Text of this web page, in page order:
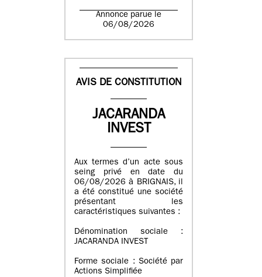
Annonce parue le
06/08/2026
AVIS DE CONSTITUTION
JACARANDA
INVEST
Aux termes d’un acte sous
seing privé en date du
06/08/2026 à BRIGNAIS, il
a été constitué une société
présentant les
caractéristiques suivantes :
Dénomination sociale :
JACARANDA INVEST
Forme sociale : Société par
Actions Simplifiée